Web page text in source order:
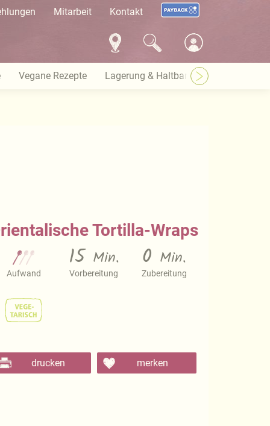
Mitarbeit Kontakt
Vegane Rezepte Lagerung & Haltbarkeit
Tortilla-Wraps
Aufwand
15 Min.
Vorbereitung
0 Min.
Zubereitung
drucken merken